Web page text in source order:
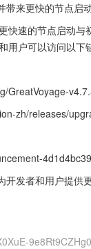
来更快的节点启
快速的节点启动
户可以访问以下
GreatVoyage-
zh/releases/
发者和用户提供
9e8Rt9CZHg0